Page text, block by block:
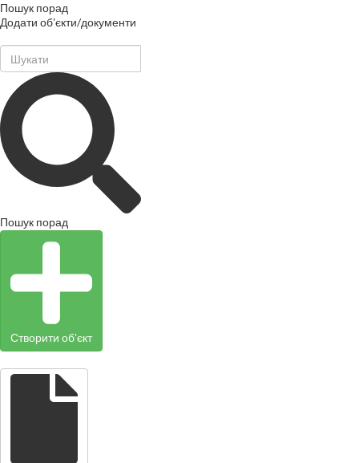
Пошук порад
Додати об'єкти/документи
Пошук порад
Створити об'єкт